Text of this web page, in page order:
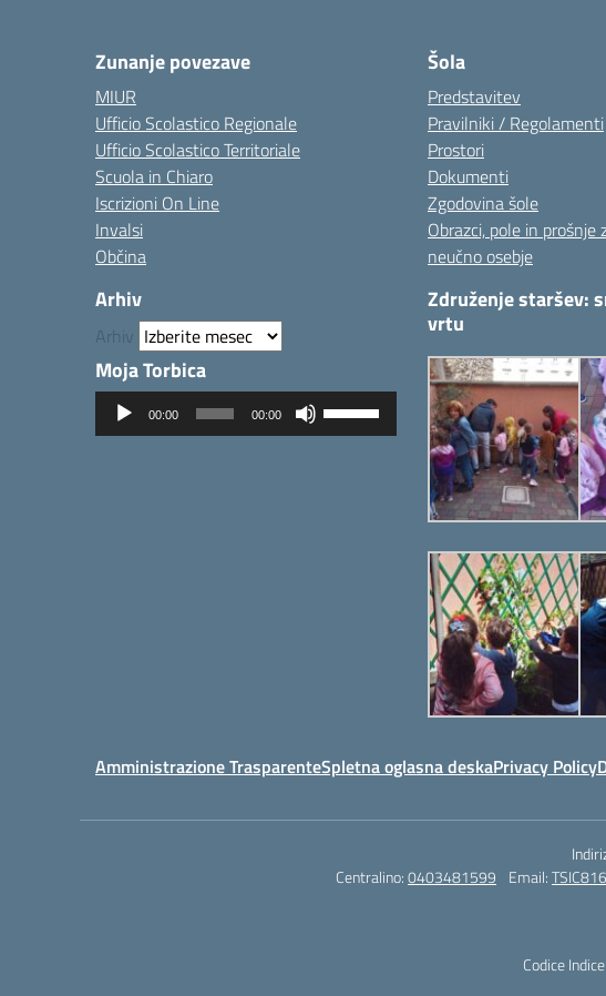
Zunanje povezave
MIUR
Ufficio Scolastico Regionale
Ufficio Scolastico Territoriale
Scuola in Chiaro
Iscrizioni On Line
Invalsi
Občina
Arhiv
Arhiv
Moja Torbica
Predvajalnik
zvoka
00:00 00:00
zmanjševanje
Šola
Predstavitev
Pravilniki / Regolamenti
Prostori
Dokumenti
Zgodovina šole
Obrazci, pole in prošnje
neučno osebje
Združenje staršev:
vrtu
Amministrazione TrasparenteSpletna oglasna deskaPrivacy Policy
Centralino:0403481599 Email:
Codice